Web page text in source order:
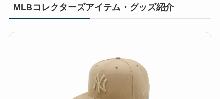
MLBコレクターズアイテム・グッズ紹介